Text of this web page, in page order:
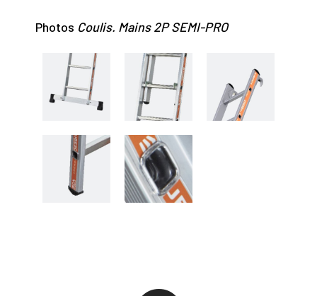
Photos Coulis. Mains 2P SEMI-PRO